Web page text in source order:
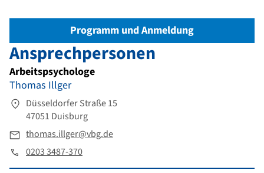
Programm und Anmeldung
Ansprechpersonen
Arbeitspsychologe
Thomas Illger
Düsseldorfer Straße 15
47051 Duisburg
thomas.illger@vbg.de
0203 3487-370